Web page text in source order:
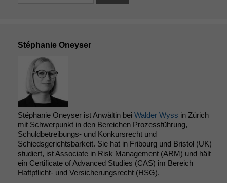
Stéphanie Oneyser
Stéphanie Oneyser ist Anwältin bei Walder Wyss in Zürich
mit Schwerpunkt in den Bereichen Prozessführung,
Schuldbetreibungs- und Konkursrecht und
Schiedsgerichtsbarkeit. Sie hat in Fribourg und Bristol (UK)
studiert, ist Associate in Risk Management (ARM) und hält
ein Certificate of Advanced Studies (CAS) im Bereich
Haftpflicht- und Versicherungsrecht (HSG).
Cookies sind
nicht
optional, es
braucht sie,
damit die
Website
korrekt